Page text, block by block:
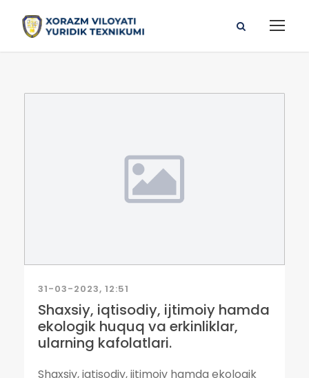
31-03-2023, 12:51
Shaxsiy, iqtisodiy, ijtimoiy hamda
ekologik huquq va erkinliklar,
ularning kafolatlari.
Shaxsiy, iqtisodiy, ijtimoiy hamda ekologik